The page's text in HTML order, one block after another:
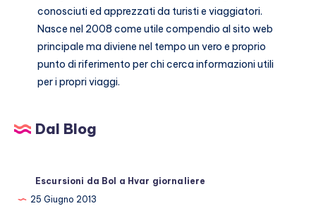
conosciuti ed apprezzati da turisti e viaggiatori.
Nasce nel 2008 come utile compendio al sito web
principale ma diviene nel tempo un vero e proprio
punto di riferimento per chi cerca informazioni utili
per i propri viaggi.
Dal Blog
Escursioni da Bol a Hvar giornaliere
25 Giugno 2013